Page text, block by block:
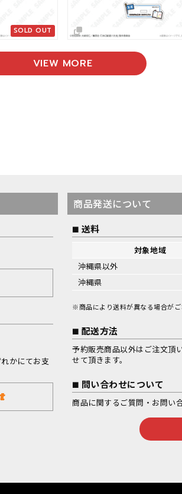
VIEW MORE
かにてお支
商品発送について
送料
対象地域
沖縄県以外
沖縄県
※商品により送料が異なる場合がご
配送方法
予約販売商品以外はご注文頂
せて頂きます。
問い合わせについて
商品に関するご質問・お問い